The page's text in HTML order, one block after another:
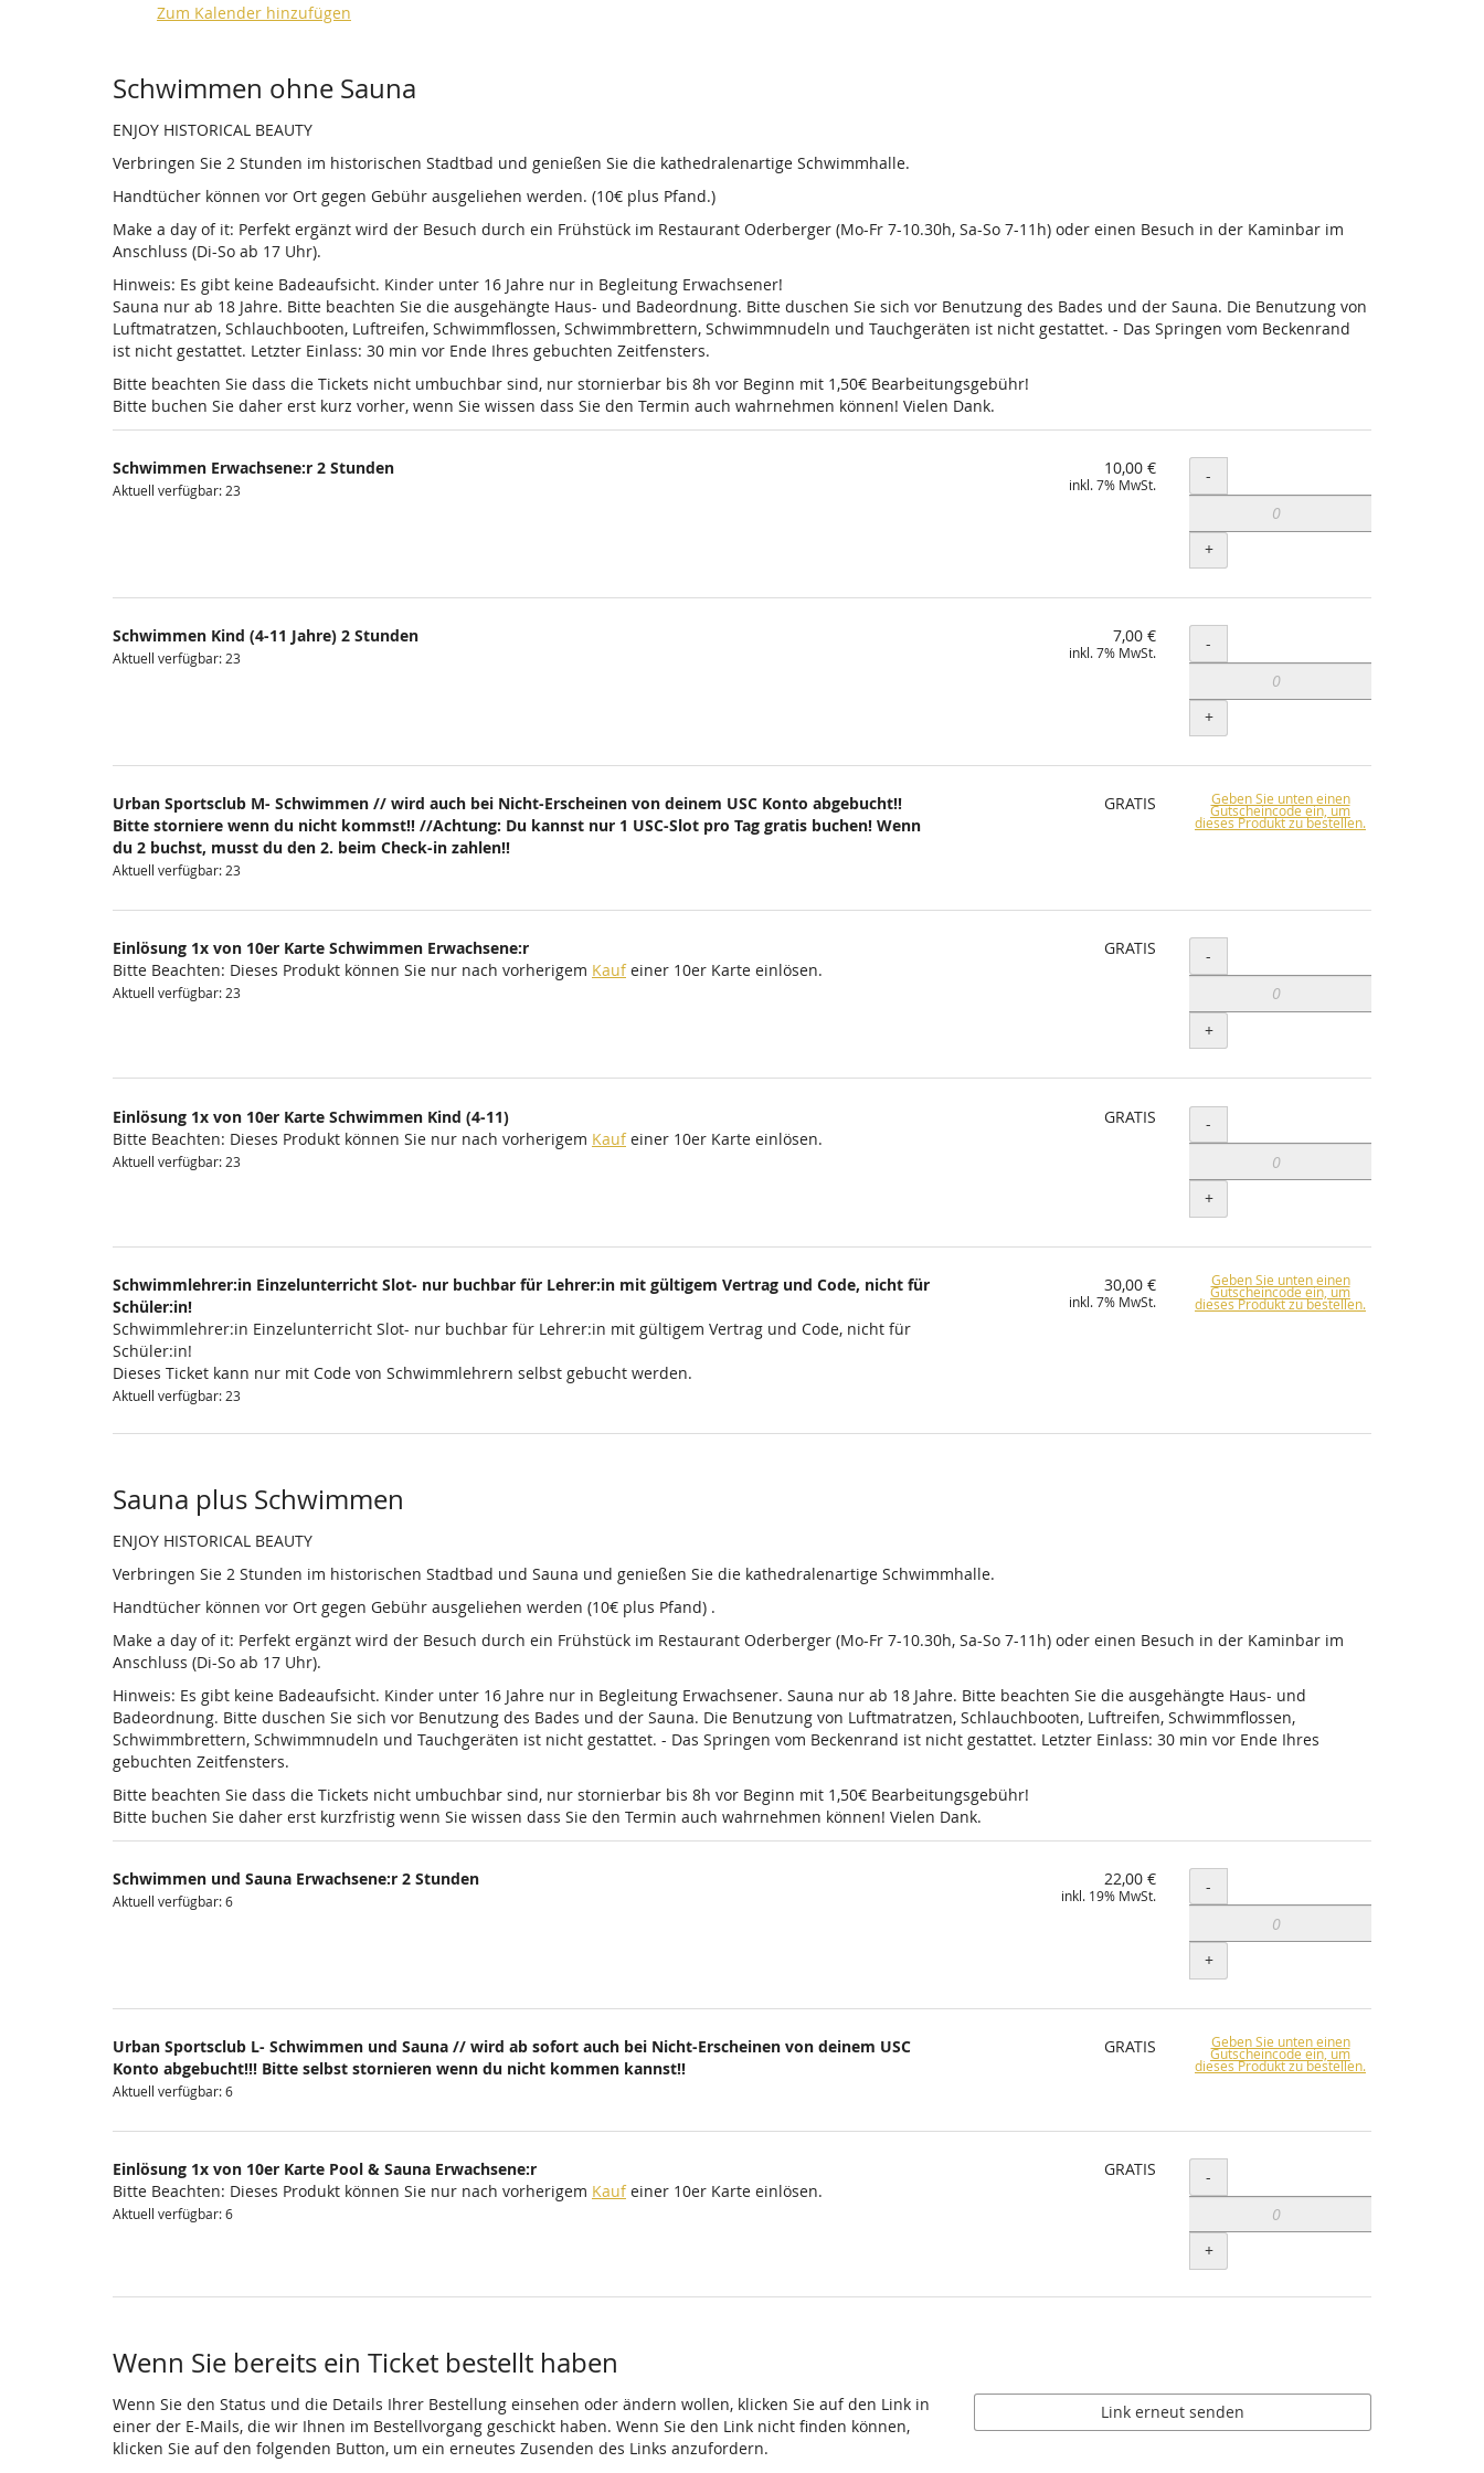
Zum Kalender hinzufügen
Produkte
Schwimmen ohne Sauna
ENJOY HISTORICAL BEAUTY
Verbringen Sie 2 Stunden im historischen Stadtbad und genießen Sie die kathedralenartige Schwimmhalle.
Handtücher können vor Ort gegen Gebühr ausgeliehen werden. (10€ plus Pfand.)
Make a day of it: Perfekt ergänzt wird der Besuch durch ein Frühstück im Restaurant Oderberger (Mo-Fr 7-10.30h, Sa-So 7-11h) oder einen Besuch in der Kaminbar im
Anschluss (Di-So ab 17 Uhr).
Hinweis: Es gibt keine Badeaufsicht. Kinder unter 16 Jahre nur in Begleitung Erwachsener!
Sauna nur ab 18 Jahre. Bitte beachten Sie die ausgehängte Haus- und Badeordnung. Bitte duschen Sie sich vor Benutzung des Bades und der Sauna. Die Benutzung von
Luftmatratzen, Schlauchbooten, Luftreifen, Schwimmflossen, Schwimmbrettern, Schwimmnudeln und Tauchgeräten ist nicht gestattet. - Das Springen vom Beckenrand
ist nicht gestattet. Letzter Einlass: 30 min vor Ende Ihres gebuchten Zeitfensters.
Bitte beachten Sie dass die Tickets nicht umbuchbar sind, nur stornierbar bis 8h vor Beginn mit 1,50€ Bearbeitungsgebühr!
Bitte buchen Sie daher erst kurz vorher, wenn Sie wissen dass Sie den Termin auch wahrnehmen können! Vielen Dank.
Schwimmen Erwachsene:r 2 Stunden
Aktuell verfügbar: 23
10,00 €
inkl. 7% MwSt. Menge
-
+
Schwimmen Kind (4-11 Jahre) 2 Stunden
Aktuell verfügbar: 23
7,00 €
inkl. 7% MwSt. Menge
-
+
Urban Sportsclub M- Schwimmen // wird auch bei Nicht-Erscheinen von deinem USC Konto abgebucht!!
Bitte storniere wenn du nicht kommst!! //Achtung: Du kannst nur 1 USC-Slot pro Tag gratis buchen! Wenn
du 2 buchst, musst du den 2. beim Check-in zahlen!!
Aktuell verfügbar: 23
GRATIS Geben Sie unten einen
Gutscheincode ein, um
dieses Produkt zu bestellen.
Einlösung 1x von 10er Karte Schwimmen Erwachsene:r
Bitte Beachten: Dieses Produkt können Sie nur nach vorherigem Kaufeiner 10er Karte einlösen.
Aktuell verfügbar: 23
GRATIS Menge
-
+
Einlösung 1x von 10er Karte Schwimmen Kind (4-11)
Bitte Beachten: Dieses Produkt können Sie nur nach vorherigem Kaufeiner 10er Karte einlösen.
Aktuell verfügbar: 23
GRATIS Menge
-
+
Schwimmlehrer:in Einzelunterricht Slot- nur buchbar für Lehrer:in mit gültigem Vertrag und Code, nicht für
Schüler:in!
Schwimmlehrer:in Einzelunterricht Slot- nur buchbar für Lehrer:in mit gültigem Vertrag und Code, nicht für
Schüler:in!
Dieses Ticket kann nur mit Code von Schwimmlehrern selbst gebucht werden.
Aktuell verfügbar: 23
30,00 €
inkl. 7% MwSt.
Geben Sie unten einen
Gutscheincode ein, um
dieses Produkt zu bestellen.
Sauna plus Schwimmen
ENJOY HISTORICAL BEAUTY
Verbringen Sie 2 Stunden im historischen Stadtbad und Sauna und genießen Sie die kathedralenartige Schwimmhalle.
Handtücher können vor Ort gegen Gebühr ausgeliehen werden (10€ plus Pfand) .
Make a day of it: Perfekt ergänzt wird der Besuch durch ein Frühstück im Restaurant Oderberger (Mo-Fr 7-10.30h, Sa-So 7-11h) oder einen Besuch in der Kaminbar im
Anschluss (Di-So ab 17 Uhr).
Hinweis: Es gibt keine Badeaufsicht. Kinder unter 16 Jahre nur in Begleitung Erwachsener. Sauna nur ab 18 Jahre. Bitte beachten Sie die ausgehängte Haus- und
Badeordnung. Bitte duschen Sie sich vor Benutzung des Bades und der Sauna. Die Benutzung von Luftmatratzen, Schlauchbooten, Luftreifen, Schwimmflossen,
Schwimmbrettern, Schwimmnudeln und Tauchgeräten ist nicht gestattet. - Das Springen vom Beckenrand ist nicht gestattet. Letzter Einlass: 30 min vor Ende Ihres
gebuchten Zeitfensters.
Bitte beachten Sie dass die Tickets nicht umbuchbar sind, nur stornierbar bis 8h vor Beginn mit 1,50€ Bearbeitungsgebühr!
Bitte buchen Sie daher erst kurzfristig wenn Sie wissen dass Sie den Termin auch wahrnehmen können! Vielen Dank.
Schwimmen und Sauna Erwachsene:r 2 Stunden
Aktuell verfügbar: 6
22,00 €
inkl. 19% MwSt. Menge
-
+
Urban Sportsclub L- Schwimmen und Sauna // wird ab sofort auch bei Nicht-Erscheinen von deinem USC
Konto abgebucht!!! Bitte selbst stornieren wenn du nicht kommen kannst!!
Aktuell verfügbar: 6
GRATIS Geben Sie unten einen
Gutscheincode ein, um
dieses Produkt zu bestellen.
Einlösung 1x von 10er Karte Pool & Sauna Erwachsene:r
Bitte Beachten: Dieses Produkt können Sie nur nach vorherigem Kaufeiner 10er Karte einlösen.
Aktuell verfügbar: 6
GRATIS Menge
-
+
Wenn Sie bereits ein Ticket bestellt haben
Wenn Sie den Status und die Details Ihrer Bestellung einsehen oder ändern wollen, klicken Sie auf den Link in
einer der E-Mails, die wir Ihnen im Bestellvorgang geschickt haben. Wenn Sie den Link nicht finden können,
klicken Sie auf den folgenden Button, um ein erneutes Zusenden des Links anzufordern.
Link erneut senden